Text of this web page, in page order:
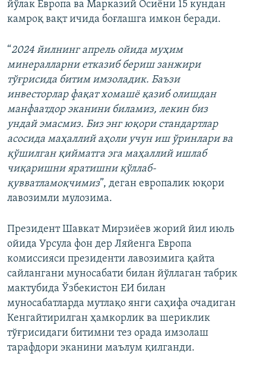
йўлак Европа ва Марказий Осиёни 15 кундан
камроқ вақт ичида боғлашга имкон беради.
“2024 йилнинг апрель ойида муҳим
минералларни етказиб бериш занжири
тўғрисида битим имзоладик. Баъзи
инвесторлар фақат хомашё қазиб олишдан
манфаатдор эканини биламиз, лекин биз
ундай эмасмиз. Биз энг юқори стандартлар
асосида маҳаллий аҳоли учун иш ўринлари ва
қўшилган қийматга эга маҳаллий ишлаб
чиқаришни яратишни қўллаб-
қувватламоқчимиз”, деган европалик юқори
лавозимли мулозима.
Президент Шавкат Мирзиёев жорий йил июль
ойида Урсула фон дер Ляйенга Европа
комиссияси президенти лавозимига қайта
сайлангани муносабати билан йўллаган табрик
мактубида Ўзбекистон ЕИ билан
муносабатларда мутлақо янги саҳифа очадиган
Кенгайтирилган ҳамкорлик ва шериклик
тўғрисидаги битимни тез орада имзолаш
тарафдори эканини маълум қилганди.